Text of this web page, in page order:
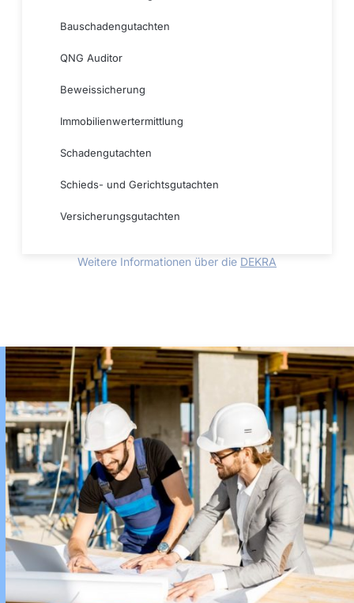
Bauschadengutachten
QNG Auditor
Beweissicherung
Immobilienwertermittlung
Schadengutachten
Schieds- und Gerichtsgutachten
Versicherungsgutachten
Weitere Informationen über die DEKRA